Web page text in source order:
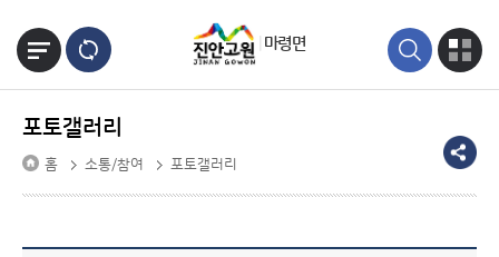
마령면
포토갤러리
홈 소통/참여 포토갤러리